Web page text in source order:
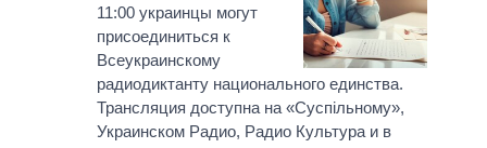
11:00 украинцы могут
присоединиться к
Всеукраинскому
радиодиктанту национального единства.
Трансляция доступна на «Суспільному»,
Украинском Радио, Радио Культура и в